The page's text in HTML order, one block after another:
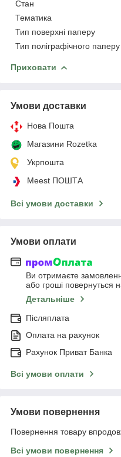
Стан
Тематика
Тип поверхні паперу
Тип поліграфічного паперу
Приховати
Умови доставки
Нова Пошта
Магазини Rozetka
Укрпошта
Meest ПОШТА
Всі умови доставки
Умови оплати
Ви отримаєте
або гроші повернуться
Детальніше
Післяплата
Оплата на рахунок
Рахунок Приват Банка
Всі умови оплати
Умови повернення
Повернення товару
Всі умови повернення